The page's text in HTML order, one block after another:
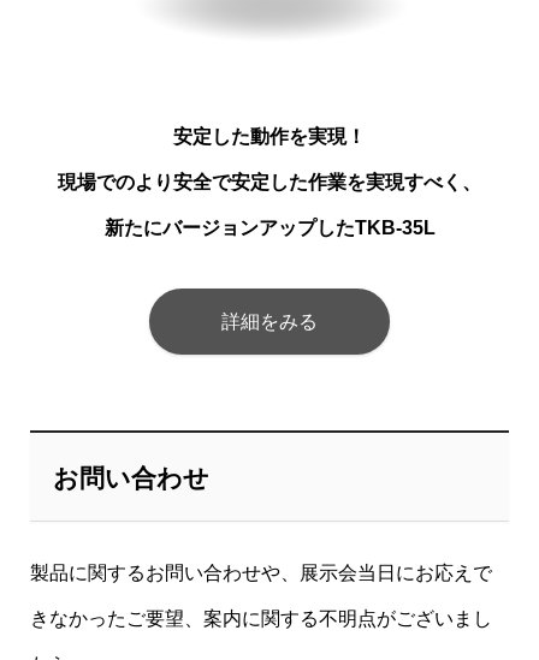
安定した動作を実現！
現場でのより安全で安定した作業を実現すべく、
新たにバージョンアップしたTKB-35L
詳細をみる
お問い合わせ
製品に関するお問い合わせや、展示会当日にお応えで
きなかったご要望、案内に関する不明点がございまし